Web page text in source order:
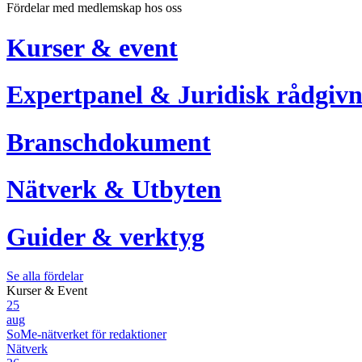
Fördelar med medlemskap hos oss
Kurser & event
Expertpanel & Juridisk
Branschdokument
Nätverk & Utbyten
Guider & verktyg
Se alla fördelar
Kurser & Event
25
aug
SoMe-nätverket för redaktioner
Nätverk